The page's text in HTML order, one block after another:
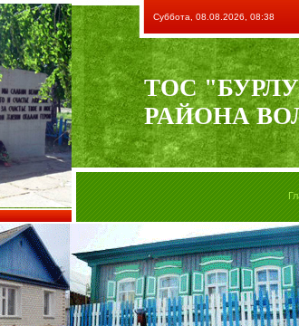
Суббота, 08.08.2026, 08:38
ТОС
РАЙОНА